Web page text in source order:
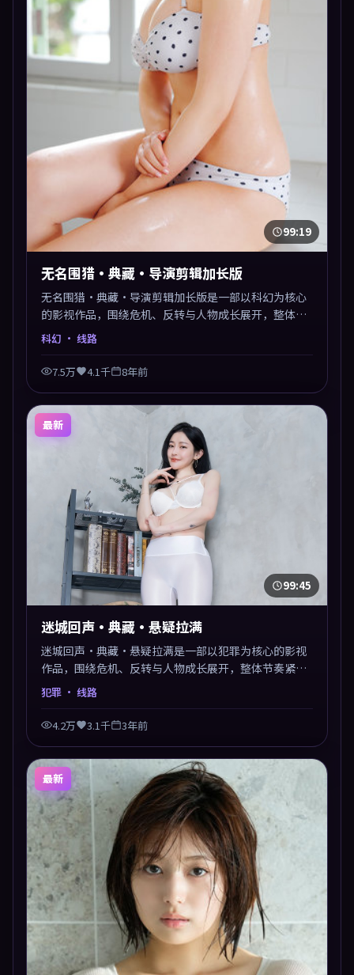
99:19
无名围猎·典藏·导演剪辑加长版
无名围猎·典藏·导演剪辑加长版是一部以科幻为核心
的影视作品，围绕危机、反转与人物成长展开，整体节
奏紧凑，值得推荐观看。
科幻 · 线路
7.5万 4.1千 8年前
最新
99:45
迷城回声·典藏·悬疑拉满
迷城回声·典藏·悬疑拉满是一部以犯罪为核心的影视
作品，围绕危机、反转与人物成长展开，整体节奏紧
凑，值得推荐观看。
犯罪 · 线路
4.2万 3.1千 3年前
最新